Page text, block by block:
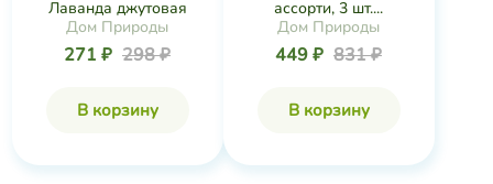
Лаванда джутовая
Дом Природы
271 ₽ 298 ₽
В корзину
ассорти, 3 шт....
Дом Природы
449 ₽ 831 ₽
В корзину